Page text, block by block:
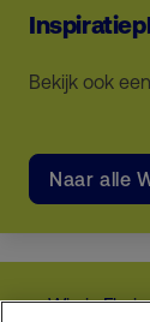
Bekijk ook
Naar alle
Wie is